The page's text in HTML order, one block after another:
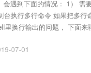
遇到下面的情况： 1） 需
执行多行命令 如果把多行
里换行输出的问题， 下面
07-01